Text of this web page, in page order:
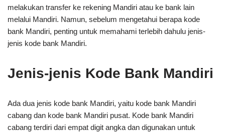
melakukan transfer ke rekening Mandiri atau ke bank lain
melalui Mandiri. Namun, sebelum mengetahui berapa kode
bank Mandiri, penting untuk memahami terlebih dahulu jenis-
jenis kode bank Mandiri.
Jenis-jenis Kode Bank Mandiri
Ada dua jenis kode bank Mandiri, yaitu kode bank Mandiri
cabang dan kode bank Mandiri pusat. Kode bank Mandiri
cabang terdiri dari empat digit angka dan digunakan untuk